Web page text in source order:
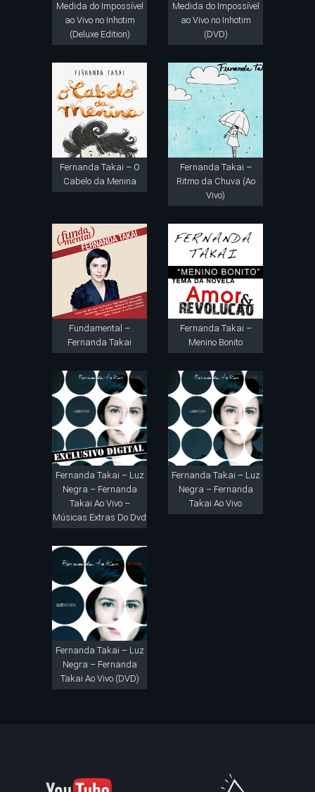
Medida do Impossível
ao Vivo no Inhotim
(Deluxe Edition)
Medida do Impossível
ao Vivo no Inhotim
(DVD)
Fernanda Takai – O
Cabelo da Menina
Fernanda Takai –
Ritmo da Chuva (Ao
Vivo)
Fundamental –
Fernanda Takai
Fernanda Takai –
Menino Bonito
Fernanda Takai – Luz
Negra – Fernanda
Takai Ao Vivo –
Músicas Extras Do Dvd
Fernanda Takai – Luz
Negra – Fernanda
Takai Ao Vivo
Fernanda Takai – Luz
Negra – Fernanda
Takai Ao Vivo (DVD)